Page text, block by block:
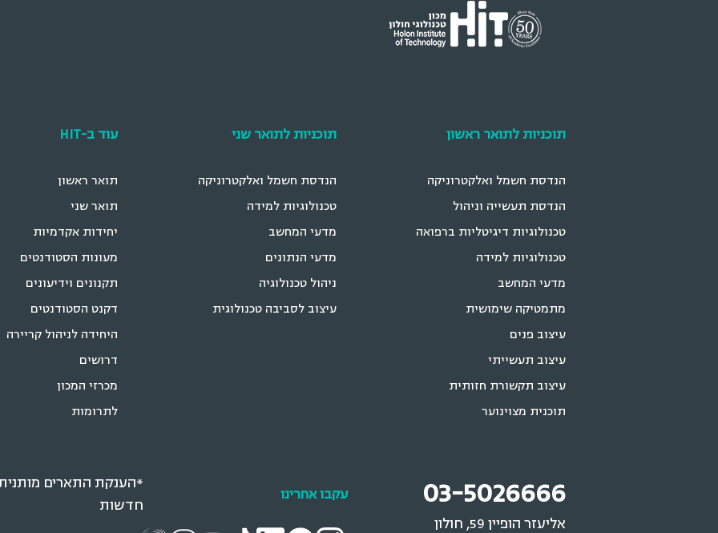
תוכניות לתואר ראשון
הנדסת חשמל ואלקטרוניקה
הנדסת תעשייה וניהול
טכנולוגיות דיגיטליות ברפואה
טכנולוגיות למידה
מדעי המחשב
מתמטיקה שימושית
עיצוב פנים
עיצוב תעשייתי
עיצוב תקשורת חזותית
תוכנית מצוינוער
תוכניות לתואר שני
הנדסת חשמל ואלקטרוניקה
טכנולוגיות למידה
מדעי המחשב
מדעי הנתונים
ניהול טכנולוגיה
עיצוב לסביבה טכנולוגית
עוד ב-HIT
תואר ראשון
תואר שני
יחידות אקדמיות
מעונות הסטודנטים
תקנונים וידיעונים
דקנט הסטודנטים
היחידה לניהול קריירה
דרושים
מכרזי המכון
לתרומות
03-5026666
אליעזר הופיין 59, חולון
עקבו אחרינו
*הענקת התארים
חדשות